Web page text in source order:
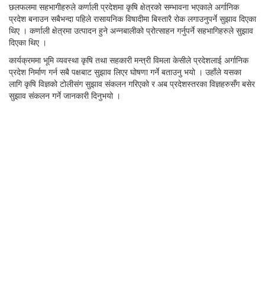
छलफलमा सहभागीहरुले कर्णाली प्रदेशमा कृषि क्षेत्रको सम्भावना भएकाले अर्गानिक
प्रदेश बनाउन सबैभन्दा पहिले रासायनिक विषादीमा बिस्तारै रोक लगाउनुपर्ने सुझाव दिएका
थिए । कर्णाली क्षेत्रमा उत्पादन हुने अन्नबालीको प्रोत्साहन गर्नुपर्ने सहभागिहरुले सुझाव
दिएका थिए ।
कार्यक्रममा भूमि व्यवस्था कृषि तथा सहकारी मन्त्री विमला केसीले प्रदेशलाई अर्गानिक
प्रदेश निर्माण गर्न सबै पक्षबाट सुझाव लिएर घोषणा गर्ने बताउनु भयो । उहाँले यसका
लागि कृषि विज्ञको टोलीसंग सुझाव संकलन गरिएको र अब प्रदेशस्तरका विज्ञहरुसँग बसेर
सुझाव संकलन गर्ने जानकारी दिनुभयो ।